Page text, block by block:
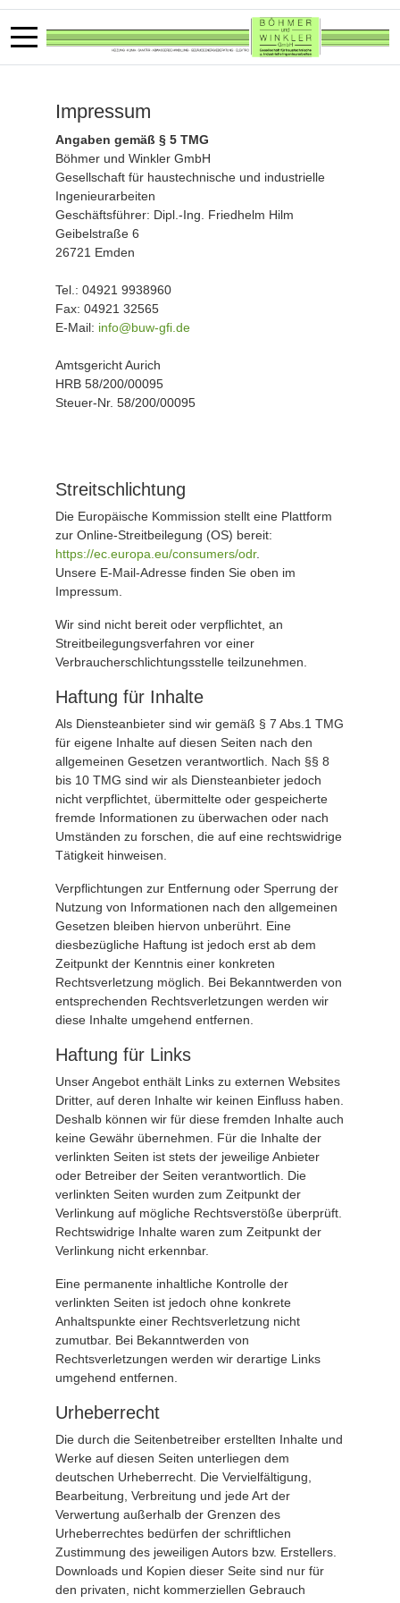
Impressum
Angaben gemäß § 5 TMG
Böhmer und Winkler GmbH
Gesellschaft für haustechnische und industrielle
Ingenieurarbeiten
Geschäftsführer: Dipl.-Ing. Friedhelm Hilm
Geibelstraße 6
26721 Emden
Tel.: 04921 9938960
Fax: 04921 32565
E-Mail: info@buw-gfi.de
Amtsgericht Aurich
HRB 58/200/00095
Steuer-Nr. 58/200/00095
Streitschlichtung
Die Europäische Kommission stellt eine Plattform
zur Online-Streitbeilegung (OS) bereit:
https://ec.europa.eu/consumers/odr.
Unsere E-Mail-Adresse finden Sie oben im
Impressum.
Wir sind nicht bereit oder verpflichtet, an
Streitbeilegungsverfahren vor einer
Verbraucherschlichtungsstelle teilzunehmen.
Haftung für Inhalte
Als Diensteanbieter sind wir gemäß § 7 Abs.1 TMG
für eigene Inhalte auf diesen Seiten nach den
allgemeinen Gesetzen verantwortlich. Nach §§ 8
bis 10 TMG sind wir als Diensteanbieter jedoch
nicht verpflichtet, übermittelte oder gespeicherte
fremde Informationen zu überwachen oder nach
Umständen zu forschen, die auf eine rechtswidrige
Tätigkeit hinweisen.
Verpflichtungen zur Entfernung oder Sperrung der
Nutzung von Informationen nach den allgemeinen
Gesetzen bleiben hiervon unberührt. Eine
diesbezügliche Haftung ist jedoch erst ab dem
Zeitpunkt der Kenntnis einer konkreten
Rechtsverletzung möglich. Bei Bekanntwerden von
entsprechenden Rechtsverletzungen werden wir
diese Inhalte umgehend entfernen.
Haftung für Links
Unser Angebot enthält Links zu externen Websites
Dritter, auf deren Inhalte wir keinen Einfluss haben.
Deshalb können wir für diese fremden Inhalte auch
keine Gewähr übernehmen. Für die Inhalte der
verlinkten Seiten ist stets der jeweilige Anbieter
oder Betreiber der Seiten verantwortlich. Die
verlinkten Seiten wurden zum Zeitpunkt der
Verlinkung auf mögliche Rechtsverstöße überprüft.
Rechtswidrige Inhalte waren zum Zeitpunkt der
Verlinkung nicht erkennbar.
Eine permanente inhaltliche Kontrolle der
verlinkten Seiten ist jedoch ohne konkrete
Anhaltspunkte einer Rechtsverletzung nicht
zumutbar. Bei Bekanntwerden von
Rechtsverletzungen werden wir derartige Links
umgehend entfernen.
Urheberrecht
Die durch die Seitenbetreiber erstellten Inhalte und
Werke auf diesen Seiten unterliegen dem
deutschen Urheberrecht. Die Vervielfältigung,
Bearbeitung, Verbreitung und jede Art der
Verwertung außerhalb der Grenzen des
Urheberrechtes bedürfen der schriftlichen
Zustimmung des jeweiligen Autors bzw. Erstellers.
Downloads und Kopien dieser Seite sind nur für
den privaten, nicht kommerziellen Gebrauch